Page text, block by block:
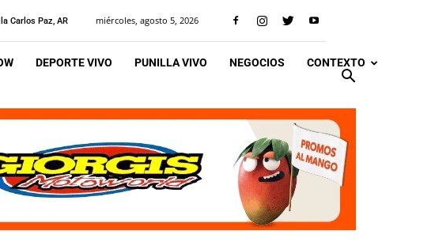
Carlos Paz, AR miércoles, agosto 5, 2026
DEPORTE VIVO PUNILLA VIVO NEGOCIOS CONTEXTO